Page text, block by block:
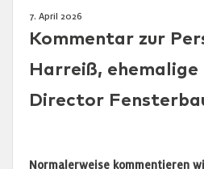
7. April 2026
Kommentar zur
Harreiß, ehemalige
Director
Normalerweise kommentieren